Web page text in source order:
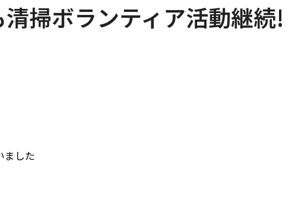
掃ボランティア活動継続!
ました